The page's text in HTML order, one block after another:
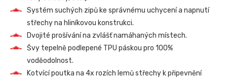
Systém suchých zipů ke správnému uchycení a napnutí
střechy na hliníkovou konstrukci.
Dvojité prošívání na zvlášť namáhaných místech.
Švy tepelně podlepené TPU páskou pro 100%
voděodolnost.
Kotvící poutka na 4x rozích lemů střechy k připevnění